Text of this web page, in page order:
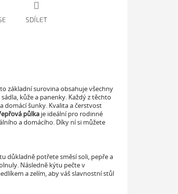
SDÍLET
základní surovina obsahuje všechny
kůže a panenky. Každý z těchto
domácí šunky. Kvalita a čerstvost
půlka je ideální pro rodinné
a domácího. Díky ní si můžete
důkladně potřete směsí soli, pepře a
Následně kýtu pečte v
a zelím, aby váš slavnostní stůl